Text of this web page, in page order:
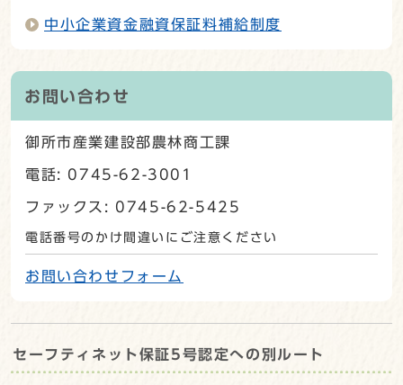
中小企業資金融資保証料補給制度
お問い合わせ
御所市産業建設部農林商工課
電話: 0745-62-3001
ファックス: 0745-62-5425
電話番号のかけ間違いにご注意ください
お問い合わせフォーム
セーフティネット保証5号認定への別ルート